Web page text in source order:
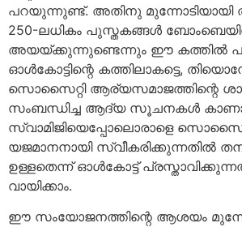
പറയുന്നുണ്ട്. അതിനു മുന്നോടിയായി
250-ലധികം പുസ്തകങ്ങള്‍
അയയ്ക്കുന്നുണ്ടെന്നും ഈ കത്തില്‍
ഓള്‍കോട്ടിന്റെ കത്തിലാകട്ടെ,
സൊസൈറ്റി ആര്യസമാജത്തിന്റെ
സംബന്ധിച്ച ആദ്യ സൂചനകള്‍
സ്വാമിജിയെപ്പോലൊരാളെ
യജമാനനായി സ്വീകരിക്കുന്നതില്‍
ഉള്ളതെന്ന് ഓൾകോട്ട്
വായിക്കാം.
ഈ സംയോജനത്തിന്റെ ആശയം